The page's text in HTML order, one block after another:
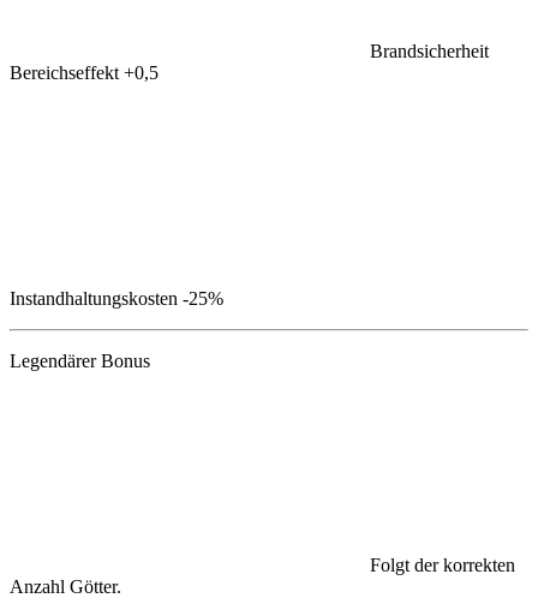
Brandsicherheit
Bereichseffekt +0,5
Instandhaltungskosten -25%
Legendärer Bonus
Folgt der korrekten
Anzahl Götter.